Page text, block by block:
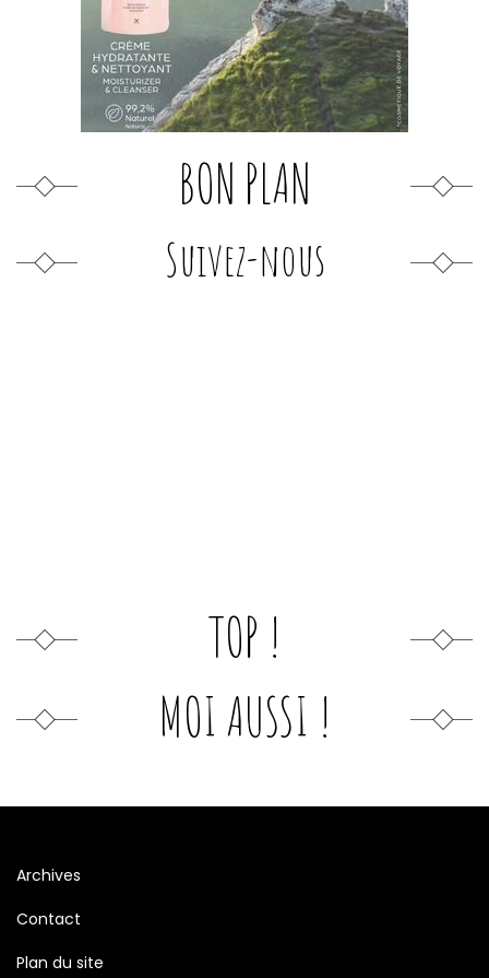
BON PLAN
Suivez-nous
TOP !
MOI AUSSI !
Archives
Contact
Plan du site